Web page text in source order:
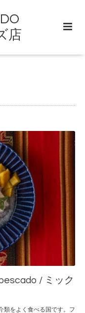
店
/ ミック
類をよく食べる国です。フ